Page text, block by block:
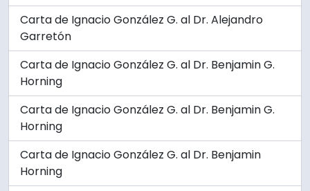
Carta de Ignacio González G. al Dr. Alejandro
Garretón
Carta de Ignacio González G. al Dr. Benjamin G.
Horning
Carta de Ignacio González G. al Dr. Benjamin G.
Horning
Carta de Ignacio González G. al Dr. Benjamin
Horning